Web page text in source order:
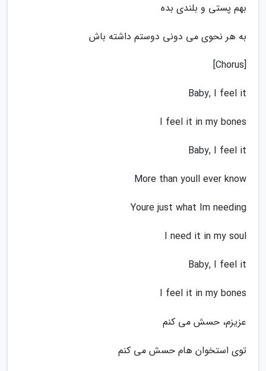
بهم پستی و بلندی بده
به هر نحوی می دونی دوستم داشته باش
[Chorus]
Baby, I feel it
I feel it in my bones
Baby, I feel it
More than youll ever know
Youre just what Im needing
I need it in my soul
Baby, I feel it
I feel it in my bones
عزیزم، حسش می کنم
توی استخوان هام حسش می کنم